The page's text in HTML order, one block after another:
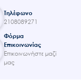
Τηλέφωνο
2108089271
Φόρμα
Επικοινωνίας
Επικοινωνήστε μαζί
μας